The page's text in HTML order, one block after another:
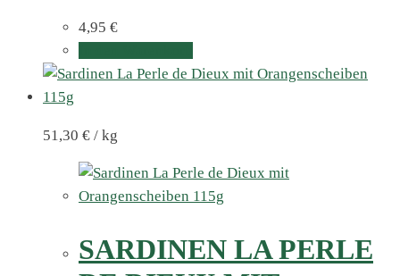
4,95 €
51,30 € / kg
SARDINEN LA PERLE